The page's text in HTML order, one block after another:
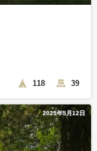
118 39
2025年5月12日